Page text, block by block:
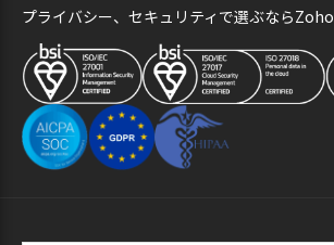
プライバシー、セキュリティで選ぶならZoho